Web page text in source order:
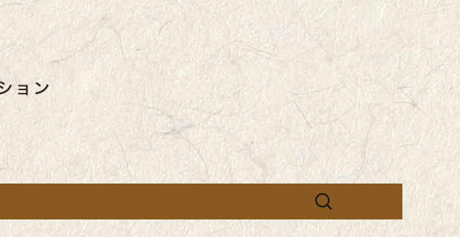
蕎麦のお店「真
る「株式会社シ
のブログ
」と運営の「株式会社シン・コーポレーシ
会なども承っております。季節のメニュー
検